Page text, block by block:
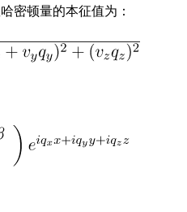
密顿量的本征值为：